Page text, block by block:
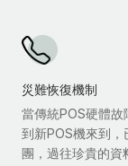
災難恢復機制
當傳統POS硬體故
到新POS機來到，
團，過往珍貴的資